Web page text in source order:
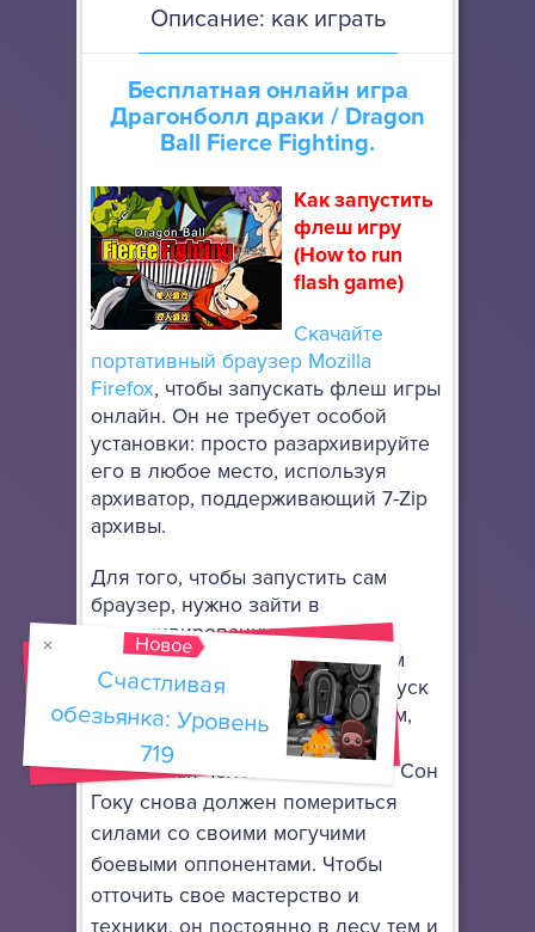
Описание: как играть
Бесплатная онлайн игра
Драгонболл драки / Dragon
Ball Fierce Fighting.
Как запустить
флеш игру
(How to run
flash game)
Скачайте
портативный браузер Mozilla
Firefox, чтобы запускать флеш игры
онлайн. Он не требует особой
установки: просто разархивируйте
его в любое место, используя
архиватор, поддерживающий 7-Zip
архивы.
Для того, чтобы запустить сам
браузер, нужно зайти в
разархивированную папку и
запустить ярлык под названием
FirefoxPortable.exe
(первый запуск
может быть немного медленным,
если у вас слабый Интернет).
Маленькая человек-обезьянка Сон
Гоку снова должен помериться
силами со своими могучими
боевыми оппонентами. Чтобы
отточить свое мастерство и
Новое
Счастливая
обезьянка: Уровень
719